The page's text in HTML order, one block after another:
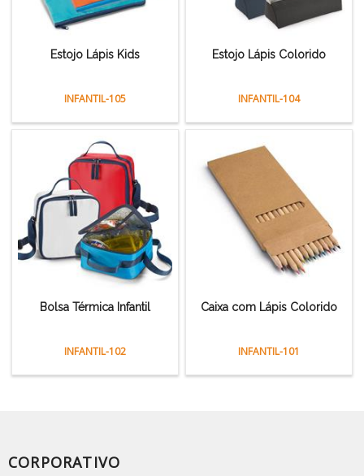
Estojo Lápis Kids
INFANTIL-105
Estojo Lápis Colorido
INFANTIL-104
Bolsa Térmica Infantil
INFANTIL-102
Caixa com Lápis Colorido
INFANTIL-101
CORPORATIVO